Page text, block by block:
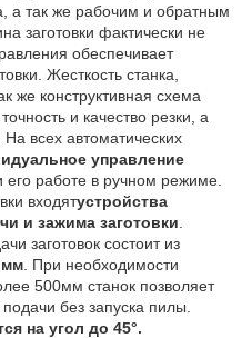
а так же рабочим и обратным
заготовки фактически не
обеспечивает
Жесткость станка,
же конструктивная схема
и качество резки, а
всех автоматических
управление
его работе в ручном режиме.
входятустройства
и зажима заготовки
заготовок состоит из
мм . При необходимости
500мм станок позволяет
без запуска пилы.
на угол до 45°.